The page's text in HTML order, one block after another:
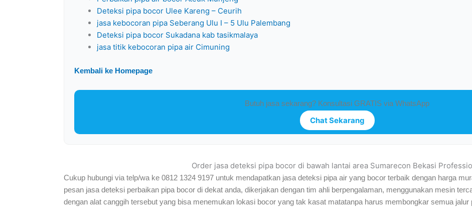
Deteksi pipa bocor Ulee Kareng – Ceurih
jasa kebocoran pipa Seberang Ulu I – 5 Ulu Palembang
Deteksi pipa bocor Sukadana kab tasikmalaya
jasa titik kebocoran pipa air Cimuning
Kembali ke Homepage
Butuh jasa sekarang? Konsultasi GRATIS via WhatsApp
Chat Sekarang
Order jasa deteksi pipa bocor di bawah lantai area Sumarecon Bekasi
Cukup hubungi via telp/wa ke 0812 1324 9197 untuk mendapatkan jasa deteksi pipa air yang bocor terbaik dengan harga
pesan jasa deteksi perbaikan pipa bocor di dekat anda, dikerjakan dengan tim ahli berpengalaman, menggunakan mesin
dengan alat canggih tersebut yang bisa menemukan lokasi bocor yang tak kasat matatanpa harus membongkar semua jalur